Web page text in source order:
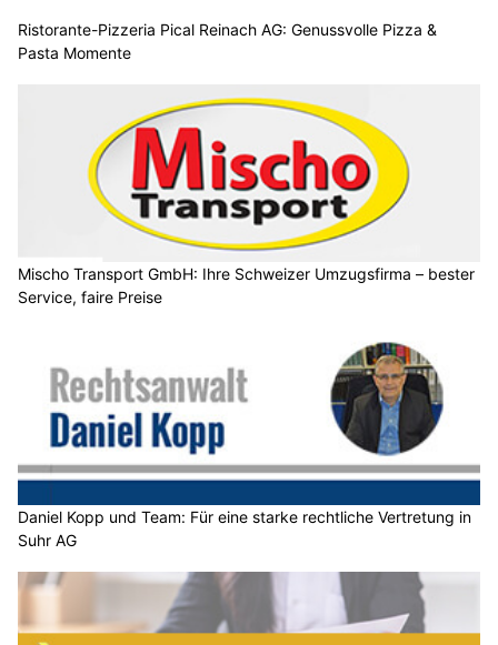
Ristorante-Pizzeria Pical Reinach AG: Genussvolle Pizza &
Pasta Momente
Mischo Transport GmbH: Ihre Schweizer Umzugsfirma – bester
Service, faire Preise
Daniel Kopp und Team: Für eine starke rechtliche Vertretung in
Suhr AG